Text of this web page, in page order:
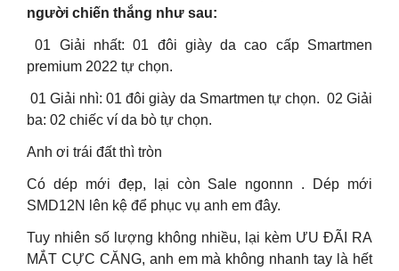
người chiến thắng như sau:
️ 01 Giải nhất: 01 đôi giày da cao cấp Smartmen
premium 2022 tự chọn.
️ 01 Giải nhì: 01 đôi giày da Smartmen tự chọn. ️ 02 Giải
ba: 02 chiếc ví da bò tự chọn.
Anh ơi trái đất thì tròn
Có dép mới đẹp, lại còn Sale ngonnn . Dép mới
SMD12N lên kệ để phục vụ anh em đây.
Tuy nhiên số lượng không nhiều, lại kèm ƯU ĐÃI RA
MẮT CỰC CĂNG, anh em mà không nhanh tay là hết